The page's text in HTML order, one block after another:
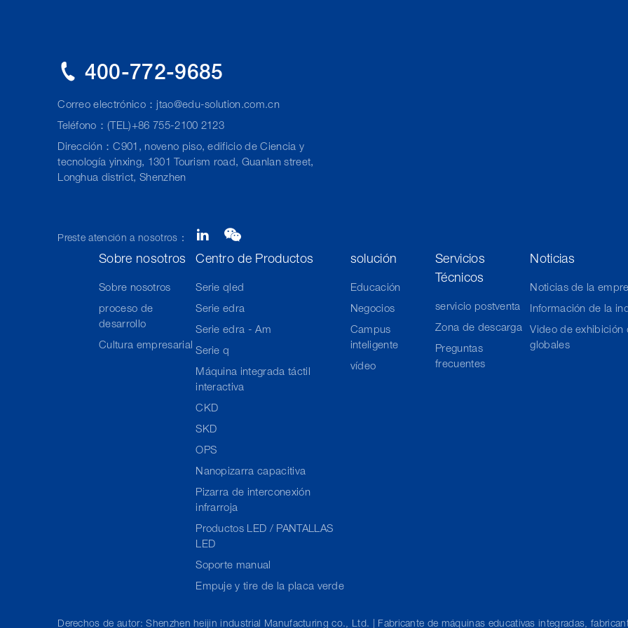
400-772-9685
Correo electrónico： jtao@edu-solution.com.cn
Teléfono：(TEL)+86 755-2100 2123
Dirección：C901, noveno piso, edificio de Ciencia y
tecnología yinxing, 1301 Tourism road, Guanlan street,
Longhua district, Shenzhen
Preste atención a nosotros：
Sobre nosotros
Sobre nosotros
proceso de
desarrollo
Cultura empresarial
Centro de Productos
Serie qled
Serie edra
Serie edra - Am
Serie q
Máquina integrada táctil
interactiva
CKD
SKD
OPS
Nanopizarra capacitiva
Pizarra de interconexión
infrarroja
Productos LED / PANTALLAS
LED
Soporte manual
Empuje y tire de la placa verde
solución
Educación
Negocios
Campus
inteligente
vídeo
Servicios
Técnicos
servicio postventa
Zona de descarga
Preguntas
frecuentes
Noticias
Noticias de la
Información de la
Video de exhibición
globales
Derechos de autor: Shenzhen heijin industrial Manufacturing co., Ltd. | Fabricante de máquinas educativas integradas,